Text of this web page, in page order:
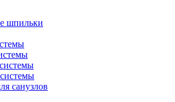
шпильки
санузлов